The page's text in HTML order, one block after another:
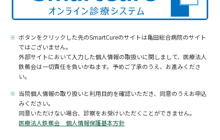
ボタンをクリックした先のSmartCureのサイトは亀田総合病院のサイト
ではございません。
外部サイトにおいて入力した個人情報の取扱いに関しまして、医療法人
鉄蕉会は一切責任を負いかねます。予めご了承のうえ、お進みくださ
い。
当院個人情報の取り扱いと利用目的を確認いただき、同意のうえお申込
みください。
同意いただけない場合、診察をお受けいただくことができません。
医療法人鉄蕉会 個人情報保護基本方針